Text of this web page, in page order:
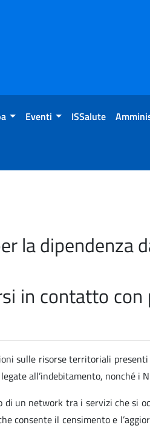
Eventi ISSalute
la dipendenza
in contatto
sulle risorse territoriali
all’indebitamento, nonché i
un network tra i servizi che si
consente il censimento e